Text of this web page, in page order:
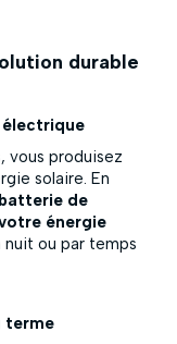
durable
électrique
, vous produisez
solaire. En
batterie de
énergie
nuit ou par temps
terme